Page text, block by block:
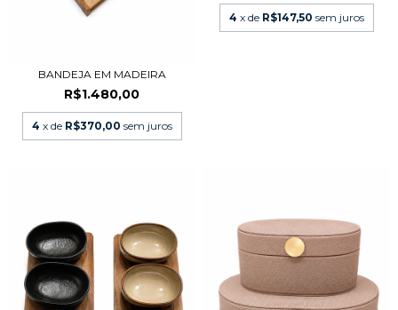
BANDEJA EM MADEIRA
R$1.480,00
4 x de R$370,00 sem juros
4 x de R$147,50 sem juros